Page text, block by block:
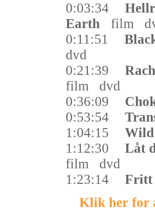
0:03:34
Earth
film
0:11:51
dvd
0:21:39
film
dvd
0:36:09
0:53:54
1:04:15
1:12:30
Låt
film
dvd
1:23:14
Klik her for